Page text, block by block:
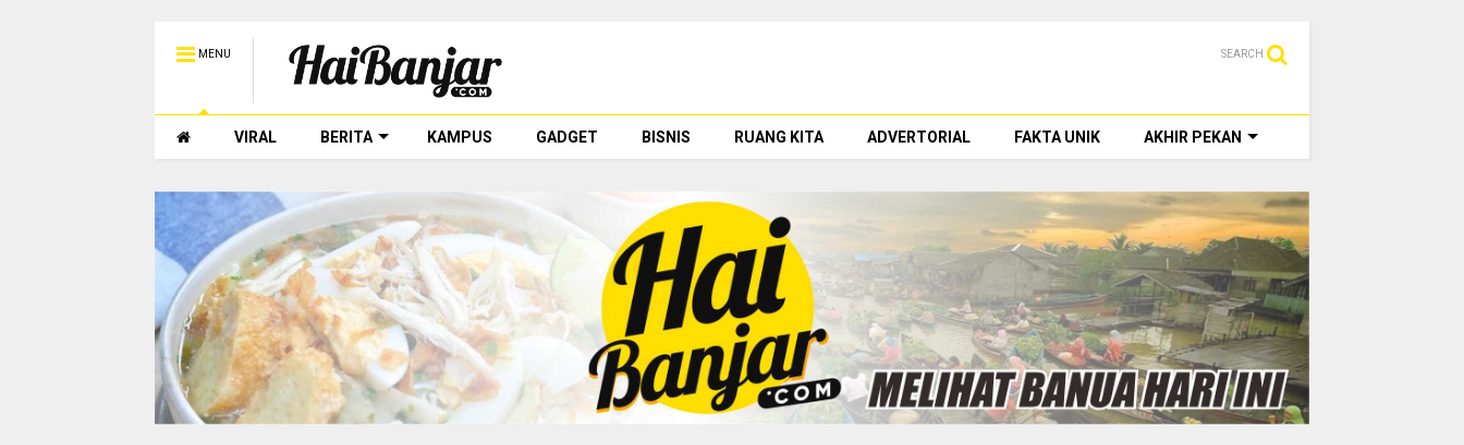
MENU SEARCH
VIRAL BERITA KAMPUS GADGET BISNIS RUANG KITA ADVERTORIAL FAKTA UNIK AKHIR PEKAN